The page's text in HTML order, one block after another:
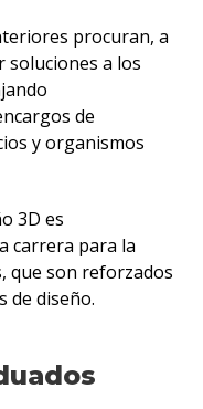
procuran, a
soluciones a los
de
y organismos
3D es
carrera para la
que son reforzados
de diseño.